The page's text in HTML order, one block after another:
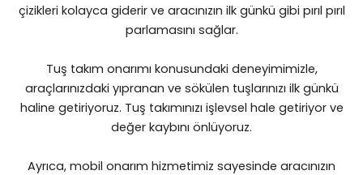
çizikleri kolayca giderir ve aracınızın ilk günkü gibi pırıl pırıl
parlamasını sağlar.
Tuş takım onarımı konusundaki deneyimimizle,
araçlarınızdaki yıpranan ve sökülen tuşlarınızı ilk günkü
haline getiriyoruz. Tuş takımınızı işlevsel hale getiriyor ve
değer kaybını önlüyoruz.
Ayrıca, mobil onarım hizmetimiz sayesinde aracınızın